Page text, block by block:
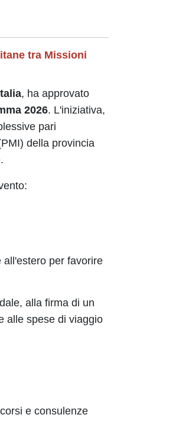
tra Missioni
, ha approvato
2026. L'iniziativa,
pari
della provincia
per favorire
alla firma di un
alle spese di viaggio
e consulenze